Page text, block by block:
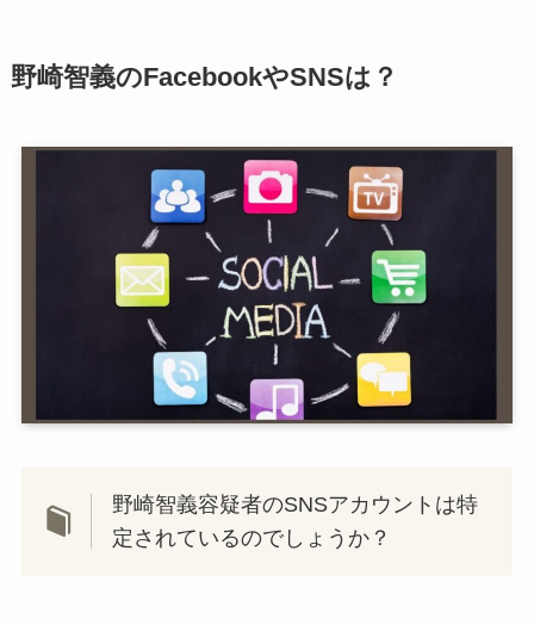
野崎智義のFacebookやSNSは？
野崎智義容疑者のSNSアカウントは特
定されているのでしょうか？